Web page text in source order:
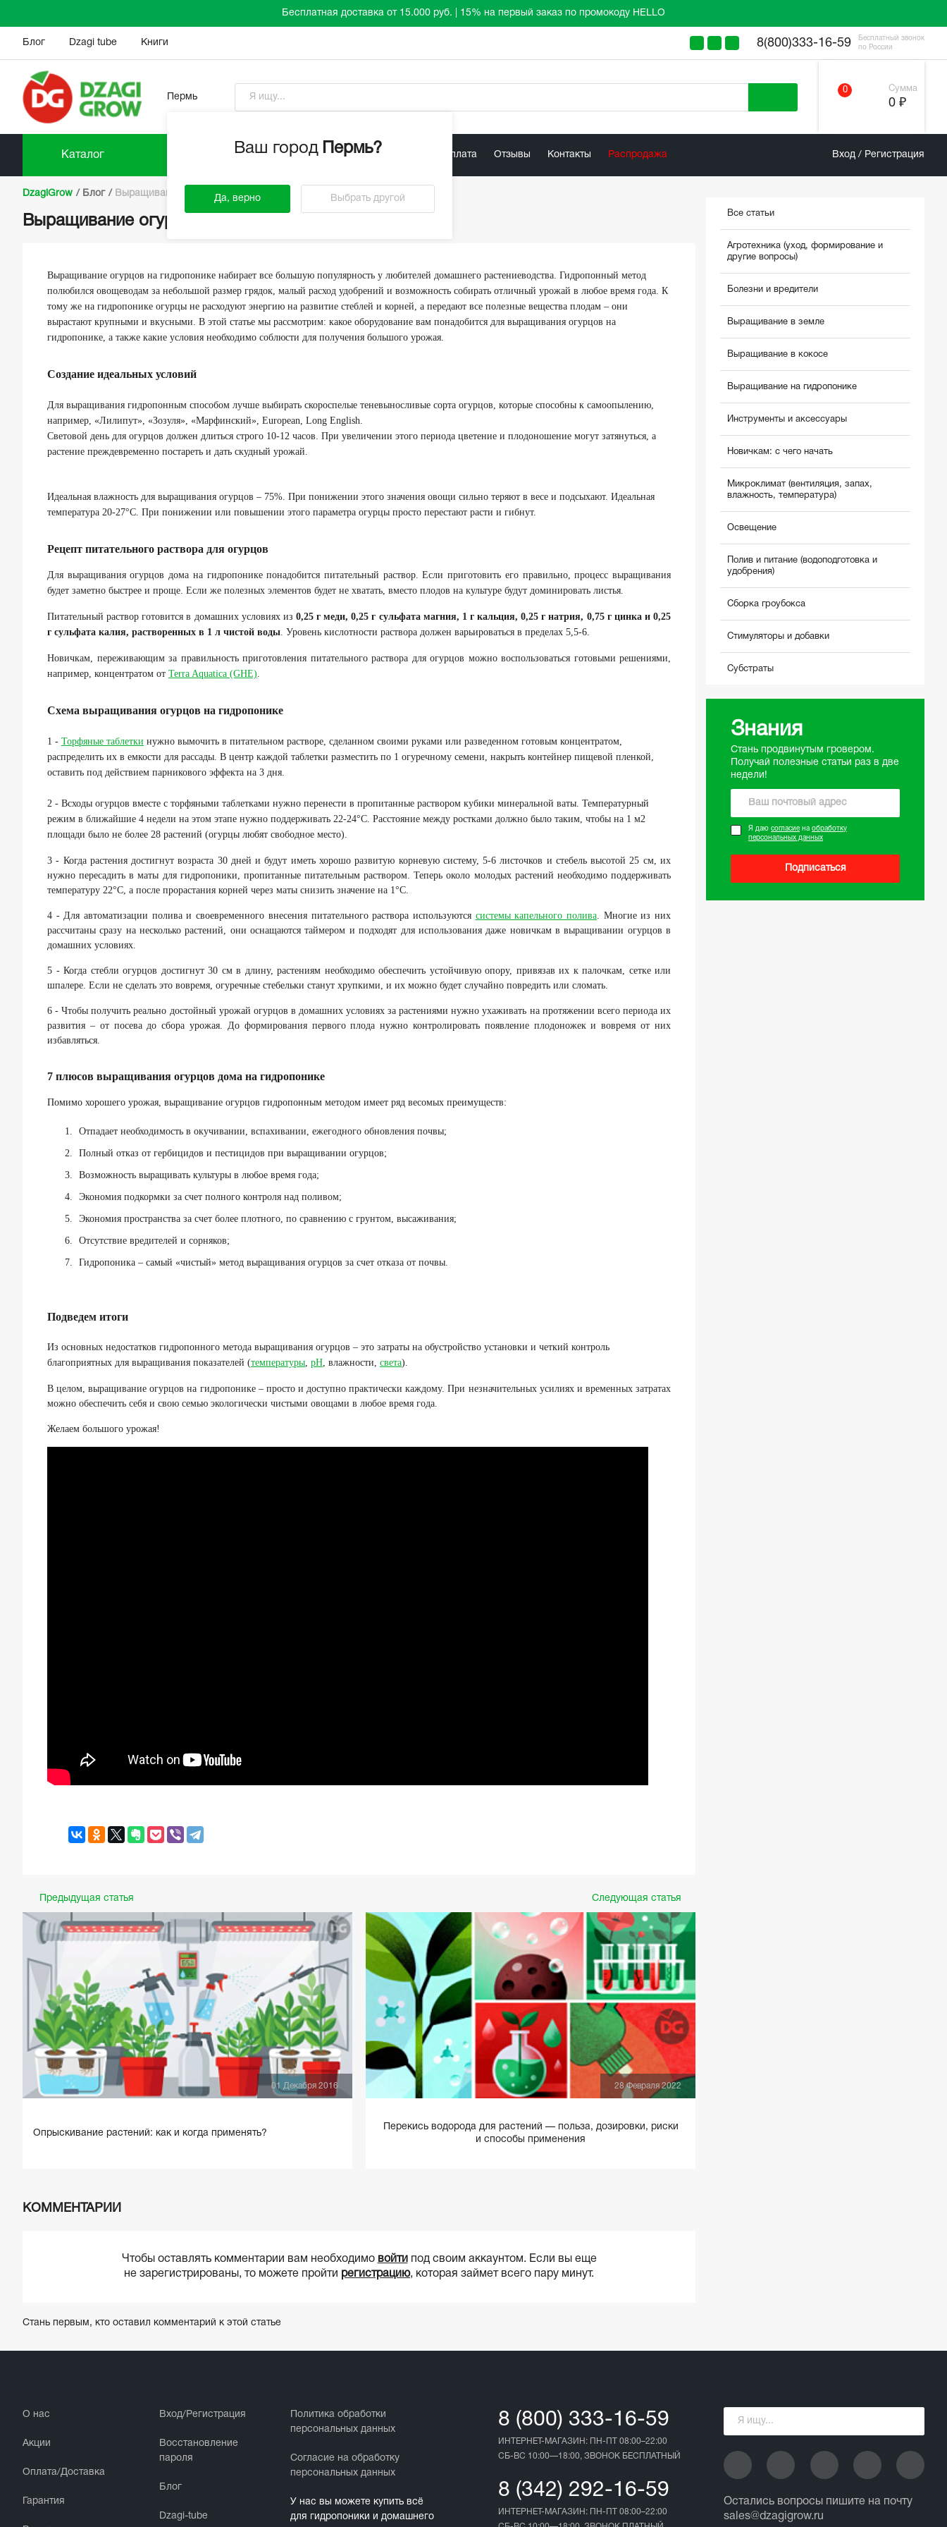
Бесплатная доставка от 15.000 руб. | 15% на первый заказ по промокоду HELLO
Блог Dzagi tube Книги 8(800)333-16-59
Бесплатный звонок
по России
Пермь
Ваш город Пермь?
Да, верно Выбрать другой
0 Сумма
0 ₽
Каталог Прайс-лист Акции Доставка / Оплата Отзывы Контакты Распродажа Вход / Регистрация
DzagiGrow / Блог / Выращивание огурцов на гидропонике
Выращивание огурцов на гидропонике
Выращивание огурцов на гидропонике набирает все большую популярность у любителей домашнего растениеводства. Гидропонный метод
полюбился овощеводам за небольшой размер грядок, малый расход удобрений и возможность собирать отличный урожай в любое время года. К
тому же на гидропонике огурцы не расходуют энергию на развитие стеблей и корней, а передают все полезные вещества плодам – они
вырастают крупными и вкусными. В этой статье мы рассмотрим: какое оборудование вам понадобится для выращивания огурцов на
гидропонике, а также какие условия необходимо соблюсти для получения большого урожая.
Создание идеальных условий
Для выращивания гидропонным способом лучше выбирать скороспелые теневыносливые сорта огурцов, которые способны к самоопылению,
например, «Лилипут», «Зозуля», «Марфинский», European, Long English.
Световой день для огурцов должен длиться строго 10-12 часов. При увеличении этого периода цветение и плодоношение могут затянуться, а
растение преждевременно постареть и дать скудный урожай.
Идеальная влажность для выращивания огурцов – 75%. При понижении этого значения овощи сильно теряют в весе и подсыхают. Идеальная
температура 20-27°С. При понижении или повышении этого параметра огурцы просто перестают расти и гибнут.
Рецепт питательного раствора для огурцов
Для выращивания огурцов дома на гидропонике понадобится питательный раствор. Если приготовить его правильно, процесс выращивания
будет заметно быстрее и проще. Если же полезных элементов будет не хватать, вместо плодов на культуре будут доминировать листья.
Питательный раствор готовится в домашних условиях из 0,25 г меди, 0,25 г сульфата магния, 1 г кальция, 0,25 г натрия, 0,75 г цинка и 0,25
г сульфата калия, растворенных в 1 л чистой воды. Уровень кислотности раствора должен варьироваться в пределах 5,5-6.
Новичкам, переживающим за правильность приготовления питательного раствора для огурцов можно воспользоваться готовыми решениями,
например, концентратом от Terra Aquatica (GHE).
Схема выращивания огурцов на гидропонике
1 - Торфяные таблетки нужно вымочить в питательном растворе, сделанном своими руками или разведенном готовым концентратом,
распределить их в емкости для рассады. В центр каждой таблетки разместить по 1 огуречному семени, накрыть контейнер пищевой пленкой,
оставить под действием парникового эффекта на 3 дня.
2 - Всходы огурцов вместе с торфяными таблетками нужно перенести в пропитанные раствором кубики минеральной ваты. Температурный
режим в ближайшие 4 недели на этом этапе нужно поддерживать 22-24°С. Расстояние между ростками должно было таким, чтобы на 1 м2
площади было не более 28 растений (огурцы любят свободное место).
3 - Когда растения достигнут возраста 30 дней и будут иметь хорошо развитую корневую систему, 5-6 листочков и стебель высотой 25 см, их
нужно пересадить в маты для гидропоники, пропитанные питательным раствором. Теперь около молодых растений необходимо поддерживать
температуру 22°С, а после прорастания корней через маты снизить значение на 1°С.
4 - Для автоматизации полива и своевременного внесения питательного раствора используются системы капельного полива. Многие из них
рассчитаны сразу на несколько растений, они оснащаются таймером и подходят для использования даже новичкам в выращивании огурцов в
домашних условиях.
5 - Когда стебли огурцов достигнут 30 см в длину, растениям необходимо обеспечить устойчивую опору, привязав их к палочкам, сетке или
шпалере. Если не сделать это вовремя, огуречные стебельки станут хрупкими, и их можно будет случайно повредить или сломать.
6 - Чтобы получить реально достойный урожай огурцов в домашних условиях за растениями нужно ухаживать на протяжении всего периода их
развития – от посева до сбора урожая. До формирования первого плода нужно контролировать появление плодоножек и вовремя от них
избавляться.
7 плюсов выращивания огурцов дома на гидропонике
Помимо хорошего урожая, выращивание огурцов гидропонным методом имеет ряд весомых преимуществ:
Отпадает необходимость в окучивании, вспахивании, ежегодного обновления почвы;
Полный отказ от гербицидов и пестицидов при выращивании огурцов;
Возможность выращивать культуры в любое время года;
Экономия подкормки за счет полного контроля над поливом;
Экономия пространства за счет более плотного, по сравнению с грунтом, высаживания;
Отсутствие вредителей и сорняков;
Гидропоника – самый «чистый» метод выращивания огурцов за счет отказа от почвы.
Подведем итоги
Из основных недостатков гидропонного метода выращивания огурцов – это затраты на обустройство установки и четкий контроль
благоприятных для выращивания показателей (температуры, pH, влажности, света).
В целом, выращивание огурцов на гидропонике – просто и доступно практически каждому. При незначительных усилиях и временных затратах
можно обеспечить себя и свою семью экологически чистыми овощами в любое время года.
Желаем большого урожая!
Предыдущая статья
01 Декабря 2016
Опрыскивание растений: как и когда применять?
Следующая статья
28 Февраля 2022
Перекись водорода для растений — польза, дозировки, риски
и способы применения
КОММЕНТАРИИ
Чтобы оставлять комментарии вам необходимо войти под своим аккаунтом. Если вы еще
не зарегистрированы, то можете пройти
регистрацию, которая займет всего пару минут.
Стань первым, кто оставил комментарий к этой статье
Все статьи
Агротехника (уход, формирование и
другие вопросы)
Болезни и вредители
Выращивание в земле
Выращивание в кокосе
Выращивание на гидропонике
Инструменты и аксессуары
Новичкам: с чего начать
Микроклимат (вентиляция, запах,
влажность, температура)
Освещение
Полив и питание (водоподготовка и
удобрения)
Сборка гроубокса
Стимуляторы и добавки
Субстраты
Знания
Стань продвинутым гровером.
Получай полезные статьи раз в две
недели!
Я даю согласие на обработку
персональных данных
Подписаться
О нас
Акции
Оплата/Доставка
Гарантия
Вход/Регистрация
Восстановление
пароля
Блог
Dzagi-tube
Политика обработки
персональных данных
Cогласие на обработку
персональных данных
У нас вы можете купить всё
для гидропоники и домашнего
8 (800) 333-16-59
ИНТЕРНЕТ-МАГАЗИН: ПН-ПТ 08:00–22:00
СБ-ВС 10:00—18:00, ЗВОНОК БЕСПЛАТНЫЙ
8 (342) 292-16-59
ИНТЕРНЕТ-МАГАЗИН: ПН-ПТ 08:00–22:00
Остались вопросы пишите на почту
sales@dzagigrow.ru